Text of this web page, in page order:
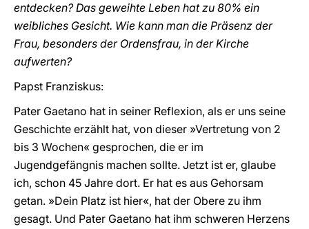
entdecken? Das geweihte Leben hat zu 80% ein
weibliches Gesicht. Wie kann man die Präsenz der
Frau, besonders der Ordensfrau, in der Kirche
aufwerten?
Papst Franziskus:
Pater Gaetano hat in seiner Reflexion, als er uns seine
Geschichte erzählt hat, von dieser »Vertretung von 2
bis 3 Wochen« gesprochen, die er im
Jugendgefängnis machen sollte. Jetzt ist er, glaube
ich, schon 45 Jahre dort. Er hat es aus Gehorsam
getan. »Dein Platz ist hier«, hat der Obere zu ihm
gesagt. Und Pater Gaetano hat ihm schweren Herzens